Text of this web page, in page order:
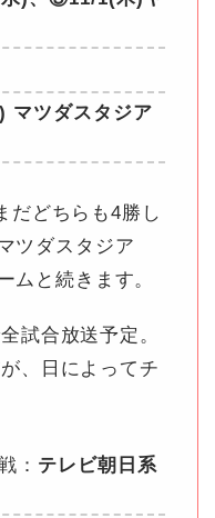
ツダスタジア
だどちらも4勝し
ツダスタジア
と続きます。
試合放送予定。
、日によってチ
： テレビ朝日系